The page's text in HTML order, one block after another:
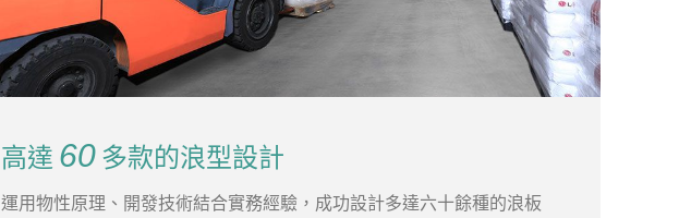
高達 60 多款的浪型設計
運用物性原理、開發技術結合實務經驗，成功設計多達六十餘種的浪板